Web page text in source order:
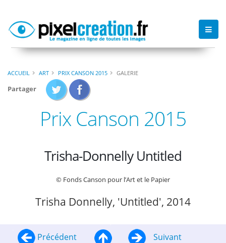
ACCUEIL ART PRIX CANSON 2015 GALERIE
Partager
Prix Canson 2015
Trisha-Donnelly Untitled
© Fonds Canson pour l’Art et le Papier
Trisha Donnelly, 'Untitled', 2014
Précédent Suivant